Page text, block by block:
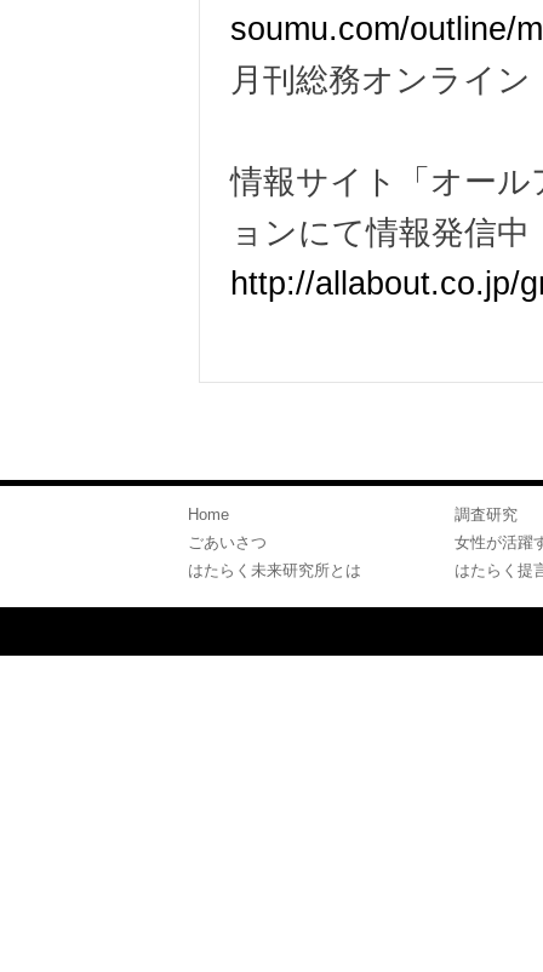
soumu.com/outline/
月刊総務オンライン
情報サイト「オー
ョンにて情報発信中
http://allabout.co.jp/
Home
ごあいさつ
はたらく未来研究所とは
調査研究
女性が活躍
はたらく提